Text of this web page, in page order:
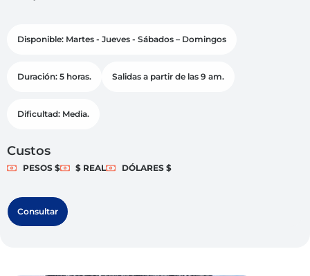
Disponible: Martes - Jueves - Sábados – Domingos
Duración: 5 horas. Salidas a partir de las 9 am.
Dificultad: Media.
Custos
PESOS $ $ REAL DÓLARES $
Consultar